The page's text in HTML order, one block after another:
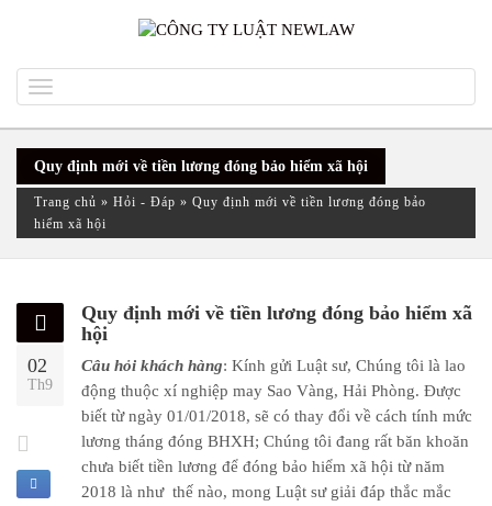
navigation
Quy định mới về tiền lương đóng bảo hiểm xã hội
Trang chủ » Hỏi - Đáp » Quy định mới về tiền lương đóng bảo
hiểm xã hội
02
Th9
Quy định mới về tiền lương đóng bảo hiểm xã
hội
Câu hỏi khách hàng: Kính gửi Luật sư, Chúng tôi là lao
động thuộc xí nghiệp may Sao Vàng, Hải Phòng. Được
biết từ ngày 01/01/2018, sẽ có thay đổi về cách tính mức
lương tháng đóng BHXH; Chúng tôi đang rất băn khoăn
chưa biết tiền lương để đóng bảo hiểm xã hội từ năm
2018 là như thế nào, mong Luật sư giải đáp thắc mắc